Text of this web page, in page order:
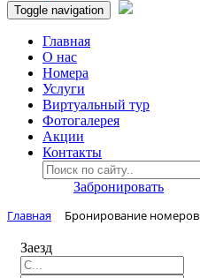
Toggle navigation
Главная
O нас
Номера
Услуги
Виртуальный тур
Фотогалерея
Акции
Контакты
Забронировать
Главная Бронирование номеров
Заезд